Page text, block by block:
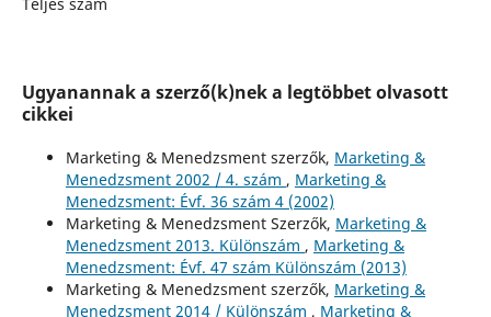
Ugyanannak a szerző(k)nek a legtöbbet olvasott
cikkei
Marketing & Menedzsment szerzők, Marketing &
Menedzsment 2002 / 4. szám , Marketing &
Menedzsment: Évf. 36 szám 4 (2002)
Marketing & Menedzsment Szerzők, Marketing &
Menedzsment 2013. Különszám , Marketing &
Menedzsment: Évf. 47 szám Különszám (2013)
Marketing & Menedzsment szerzők, Marketing &
Menedzsment 2014 / Különszám , Marketing &